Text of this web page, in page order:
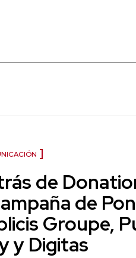
de
de
Groupe,
y Digitas